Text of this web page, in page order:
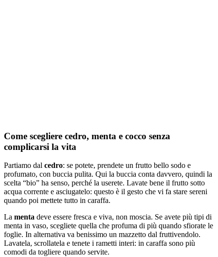
Come scegliere cedro, menta e cocco senza
complicarsi la vita
Partiamo dal cedro: se potete, prendete un frutto bello sodo e
profumato, con buccia pulita. Qui la buccia conta davvero, quindi la
scelta “bio” ha senso, perché la userete. Lavate bene il frutto sotto
acqua corrente e asciugatelo: questo è il gesto che vi fa stare sereni
quando poi mettete tutto in caraffa.
La menta deve essere fresca e viva, non moscia. Se avete più tipi di
menta in vaso, scegliete quella che profuma di più quando sfiorate le
foglie. In alternativa va benissimo un mazzetto dal fruttivendolo.
Lavatela, scrollatela e tenete i rametti interi: in caraffa sono più
comodi da togliere quando servite.